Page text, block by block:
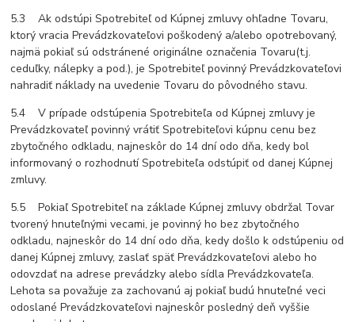
5.3 Ak odstúpi Spotrebiteľ od Kúpnej zmluvy ohľadne Tovaru,
ktorý vracia Prevádzkovateľovi poškodený a/alebo opotrebovaný,
najmä pokiaľ sú odstránené originálne označenia Tovaru(t.j.
ceduľky, nálepky a pod.), je Spotrebiteľ povinný Prevádzkovateľovi
nahradiť náklady na uvedenie Tovaru do pôvodného stavu.
5.4 V prípade odstúpenia Spotrebiteľa od Kúpnej zmluvy je
Prevádzkovateľ povinný vrátiť Spotrebiteľovi kúpnu cenu bez
zbytočného odkladu, najneskôr do 14 dní odo dňa, kedy bol
informovaný o rozhodnutí Spotrebiteľa odstúpiť od danej Kúpnej
zmluvy.
5.5 Pokiaľ Spotrebiteľ na základe Kúpnej zmluvy obdržal Tovar
tvorený hnuteľnými vecami, je povinný ho bez zbytočného
odkladu, najneskôr do 14 dní odo dňa, kedy došlo k odstúpeniu od
danej Kúpnej zmluvy, zaslať späť Prevádzkovateľovi alebo ho
odovzdať na adrese prevádzky alebo sídla Prevádzkovateľa.
Lehota sa považuje za zachovanú aj pokiaľ budú hnuteľné veci
odoslané Prevádzkovateľovi najneskôr posledný deň vyššie